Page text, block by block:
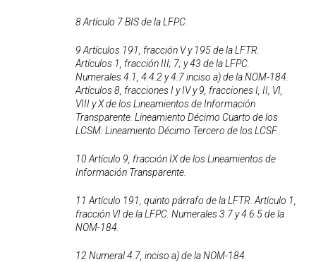
8 Artículo 7 BIS de la LFPC.
9 Artículos 191, fracción V y 195 de la LFTR.
Artículos 1, fracción III; 7; y 43 de la LFPC.
Numerales 4.1, 4.4.2 y 4.7 inciso a) de la NOM-184.
Artículos 8, fracciones I y IV y 9, fracciones I, II, VI,
VIII y X de los Lineamientos de Información
Transparente. Lineamiento Décimo Cuarto de los
LCSM. Lineamiento Décimo Tercero de los LCSF.
10 Artículo 9, fracción IX de los Lineamientos de
Información Transparente.
11 Artículo 191, quinto párrafo de la LFTR. Artículo 1,
fracción VI de la LFPC. Numerales 3.7 y 4.6.5 de la
NOM-184.
12 Numeral 4.7, inciso a) de la NOM-184.